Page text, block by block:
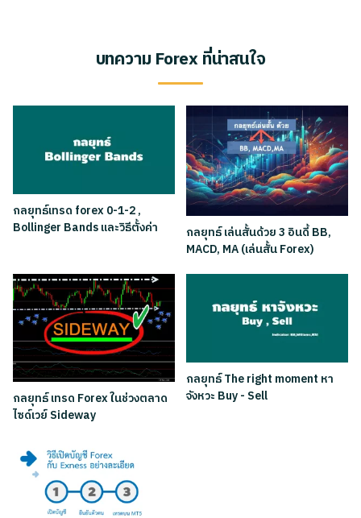
บทความ Forex ที่น่าสนใจ
กลยุทธ์เทรด forex 0-1-2 ,
Bollinger Bands และวิธีตั้งค่า
กลยุทธ์ เล่นสั้นด้วย 3 อินดี้ BB,
MACD, MA (เล่นสั้น Forex)
กลยุทธ์ เทรด Forex ในช่วงตลาด
ไซด์เวย์ Sideway
กลยุทธ์ The right moment หา
จังหวะ Buy - Sell